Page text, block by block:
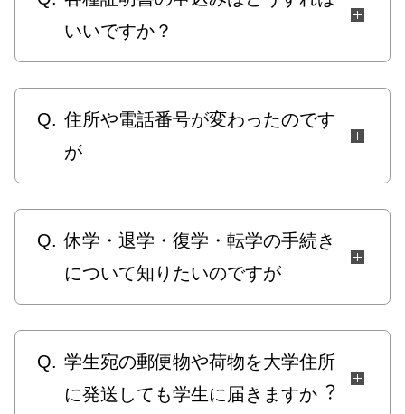
いいですか？
Q. 住所や電話番号が変わったのです
が
Q. 休学・退学・復学・転学の手続き
について知りたいのですが
Q. 学生宛の郵便物や荷物を大学住所
に発送しても学生に届きますか︖